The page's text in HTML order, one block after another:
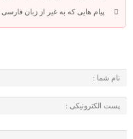
پیام هایی که به غیر از زبان